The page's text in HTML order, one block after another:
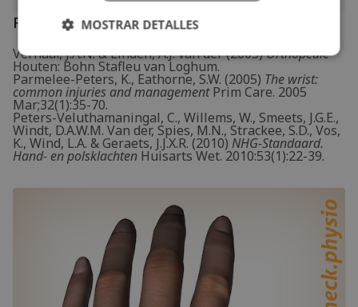
Referencias
Verhaar, J.A.N. & Linden, A.J. van der (2005)Orthopedie
Houten: Bohn Stafleu van Loghum.
Parmelee-Peters, K., Eathorne, S.W. (2005) The wrist:
common injuries and managementPrim Care. 2005
Mar;32(1):35-70.
Peters-Veluthamaningal, C., Willems, W., Smeets, J.G.E.,
Windt, D.A.W.M. Van der, Spies, M.N., Strackee, S.D., Vos,
K., Wind, L.A. & Geraets, J.J.X.R. (2010) NHG-Standaard.
Hand- en polsklachten Huisarts Wet. 2010:53(1):22-39.
MOSTRAR DETALLES